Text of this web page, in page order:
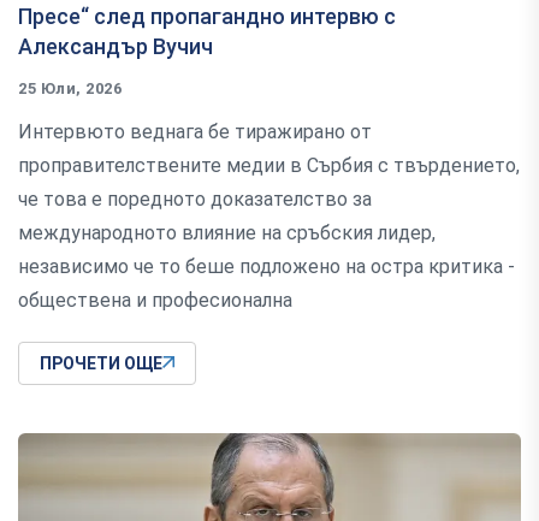
Пресе“ след пропагандно интервю с
Александър Вучич
25 Юли, 2026
Интервюто веднага бе тиражирано от
проправителствените медии в Сърбия с твърдението,
че това е поредното доказателство за
международното влияние на сръбския лидер,
независимо че то беше подложено на остра критика -
обществена и професионална
ПРОЧЕТИ ОЩЕ